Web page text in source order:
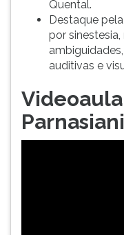
Quental.
Destaque
por
auditivas e